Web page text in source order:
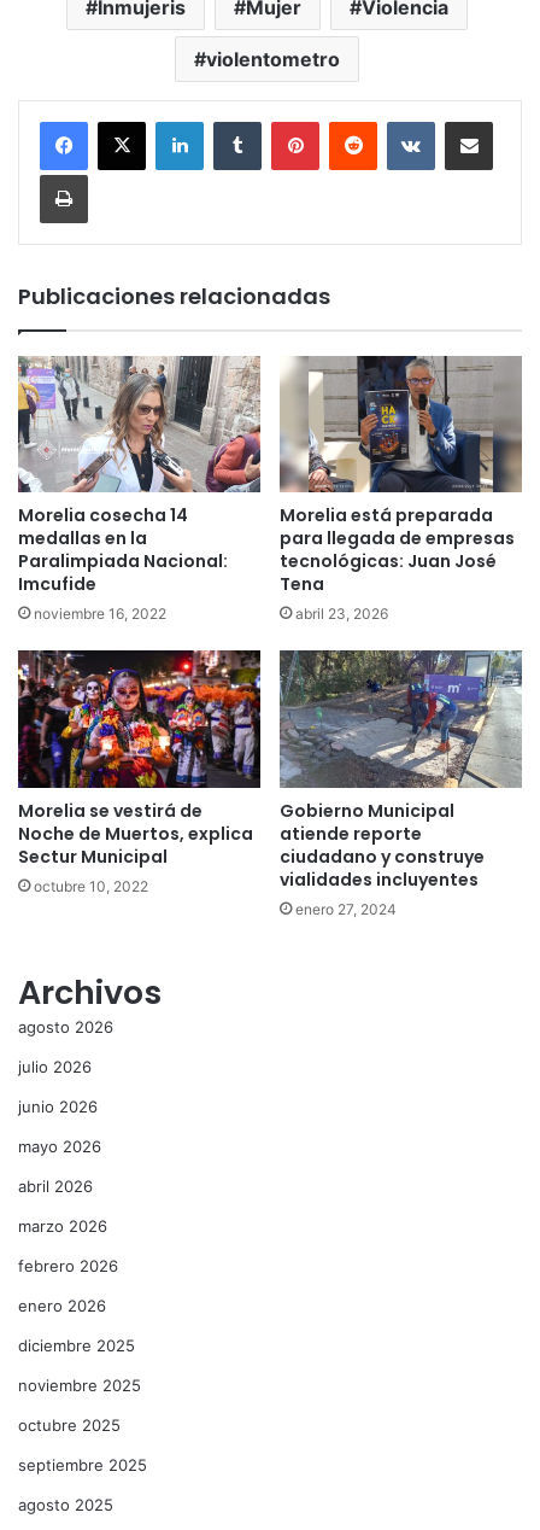
Inmujeris Mujer Violencia
violentometro
LinkedInTumblr PinterestReddit VKontakteCompartir por
Imprimir
Publicaciones relacionadas
Morelia cosecha 14
medallas en la
Paralimpiada Nacional:
Imcufide
noviembre 16, 2022
Morelia está preparada
para llegada de empresas
tecnológicas: Juan José
Tena
abril 23, 2026
Morelia se vestirá de
Noche de Muertos, explica
Sectur Municipal
octubre 10, 2022
Gobierno Municipal
atiende reporte
ciudadano y construye
vialidades incluyentes
enero 27, 2024
Archivos
agosto 2026
julio 2026
junio 2026
mayo 2026
abril 2026
marzo 2026
febrero 2026
enero 2026
diciembre 2025
noviembre 2025
octubre 2025
septiembre 2025
agosto 2025